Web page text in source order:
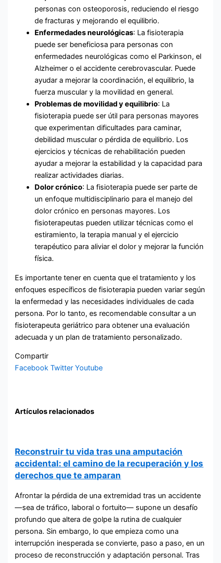
personas con osteoporosis, reduciendo el riesgo
de fracturas y mejorando el equilibrio.
Enfermedades neurológicas: La fisioterapia
puede ser beneficiosa para personas con
enfermedades neurológicas como el Parkinson, el
Alzheimer o el accidente cerebrovascular. Puede
ayudar a mejorar la coordinación, el equilibrio, la
fuerza muscular y la movilidad en general.
Problemas de movilidad y equilibrio: La
fisioterapia puede ser útil para personas mayores
que experimentan dificultades para caminar,
debilidad muscular o pérdida de equilibrio. Los
ejercicios y técnicas de rehabilitación pueden
ayudar a mejorar la estabilidad y la capacidad para
realizar actividades diarias.
Dolor crónico: La fisioterapia puede ser parte de
un enfoque multidisciplinario para el manejo del
dolor crónico en personas mayores. Los
fisioterapeutas pueden utilizar técnicas como el
estiramiento, la terapia manual y el ejercicio
terapéutico para aliviar el dolor y mejorar la función
física.
Es importante tener en cuenta que el tratamiento y los
enfoques específicos de fisioterapia pueden variar según
la enfermedad y las necesidades individuales de cada
persona. Por lo tanto, es recomendable consultar a un
fisioterapeuta geriátrico para obtener una evaluación
adecuada y un plan de tratamiento personalizado.
Compartir
Facebook Twitter Youtube
Artículos relacionados
Reconstruir tu vida tras una amputación
accidental: el camino de la recuperación y los
derechos que te amparan
Afrontar la pérdida de una extremidad tras un accidente
—sea de tráfico, laboral o fortuito— supone un desafío
profundo que altera de golpe la rutina de cualquier
persona. Sin embargo, lo que empieza como una
interrupción inesperada se convierte, paso a paso, en un
proceso de reconstrucción y adaptación personal. Tras